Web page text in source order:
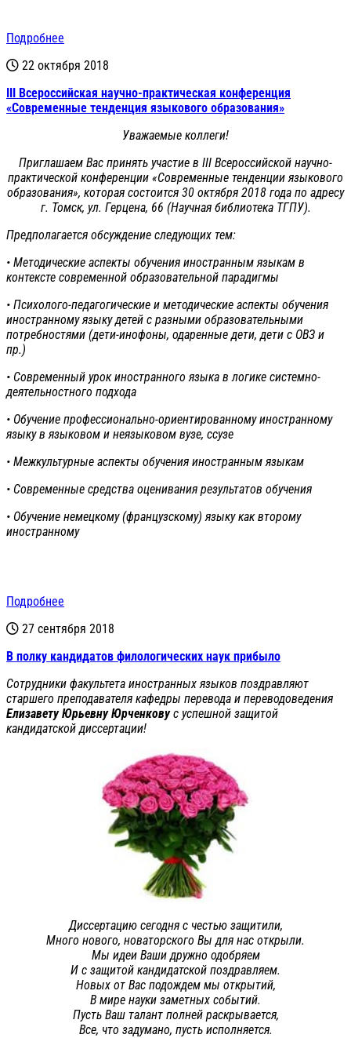
Подробнее
22 октября 2018
III Всероссийская научно-практическая конференция
«Современные тенденция языкового образования»
Уважаемые коллеги!
Приглашаем Вас принять участие в III Всероссийской научно-
практической конференции «Современные тенденции языкового
образования», которая состоится 30 октября 2018 года по адресу
г. Томск, ул. Герцена, 66 (Научная библиотека ТГПУ).
Предполагается обсуждение следующих тем:
• Методические аспекты обучения иностранным языкам в
контексте современной образовательной парадигмы
• Психолого-педагогические и методические аспекты обучения
иностранному языку детей с разными образовательными
потребностями (дети-инофоны, одаренные дети, дети с ОВЗ и
пр.)
• Современный урок иностранного языка в логике системно-
деятельностного подхода
• Обучение профессионально-ориентированному иностранному
языку в языковом и неязыковом вузе, сcузе
• Межкультурные аспекты обучения иностранным языкам
• Современные средства оценивания результатов обучения
• Обучение немецкому (французскому) языку как второму
иностранному
Подробнее
27 сентября 2018
В полку кандидатов филологических наук прибыло
Сотрудники факультета иностранных языков поздравляют
старшего преподавателя кафедры перевода и переводоведения
Елизавету Юрьевну Юрченковус успешной защитой
кандидатской диссертации!
Диссертацию сегодня с честью защитили,
Много нового, новаторского Вы для нас открыли.
Мы идеи Ваши дружно одобряем
И с защитой кандидатской поздравляем.
Новых от Вас подождем мы открытий,
В мире науки заметных событий.
Пусть Ваш талант полней раскрывается,
Все, что задумано, пусть исполняется.